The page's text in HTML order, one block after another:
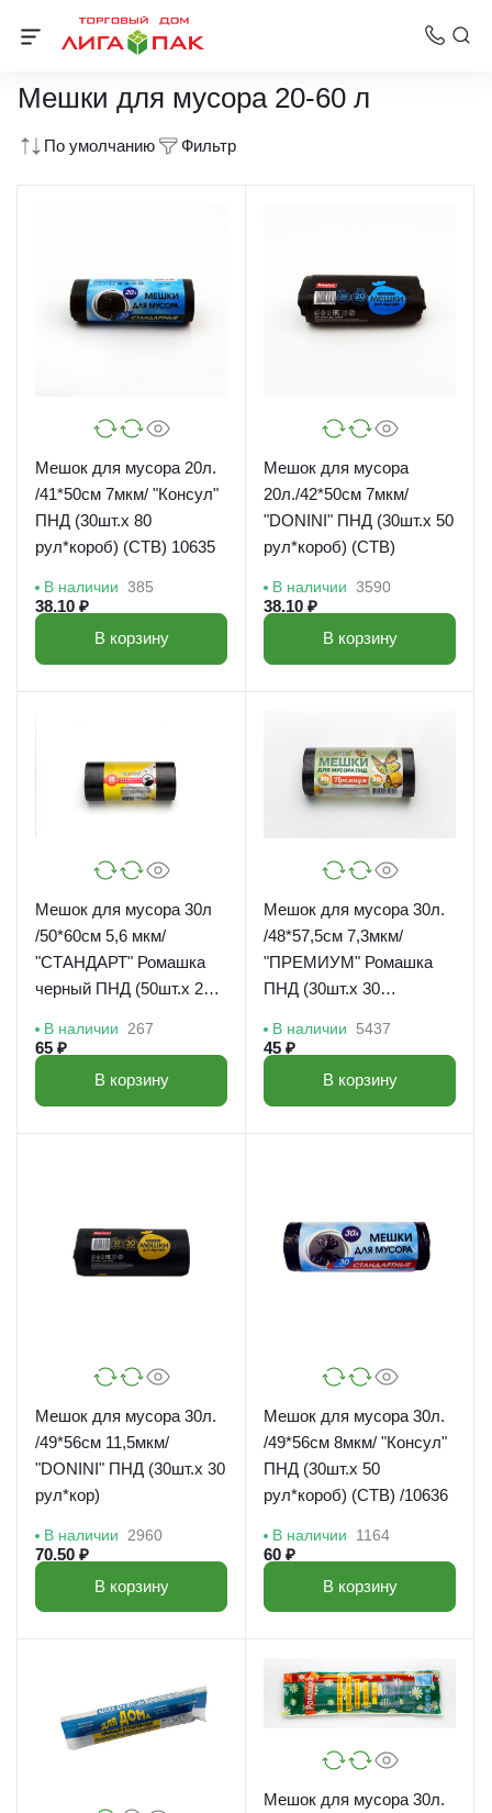
Мешки для мусора
Мешки для мусора 20-60 л
По умолчанию Фильтр
Мешок для мусора 20л.
/41*50см 7мкм/ "Консул"
ПНД (30шт.х 80
рул*короб) (СТВ) 10635
В наличии 385
38.10 ₽
В корзину
Мешок для мусора
20л./42*50см 7мкм/
"DONINI" ПНД (30шт.х 50
рул*короб) (СТВ)
В наличии 3590
38.10 ₽
В корзину
Мешок для мусора 30л
/50*60см 5,6 мкм/
"СТАНДАРТ" Ромашка
черный ПНД (50шт.х 20
В наличии 267
65 ₽
В корзину
Мешок для мусора 30л.
/48*57,5см 7,3мкм/
"ПРЕМИУМ" Ромашка
ПНД (30шт.х 30
п
В наличии 5437
45 ₽
В корзину
Мешок для мусора 30л.
/49*56см 11,5мкм/
"DONINI" ПНД (30шт.х 30
рул*кор)
В наличии 2960
70.50 ₽
В корзину
Мешок для мусора 30л.
/49*56см 8мкм/ "Консул"
ПНД (30шт.х 50
рул*короб) (СТВ) /10636
В наличии 1164
60 ₽
В корзину
Мешок для мусора 30л.